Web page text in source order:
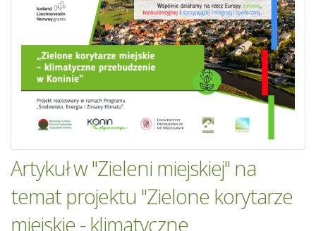
Artykuł w "Zieleni miejskiej" na
temat projektu "Zielone korytarze
miejskie - klimatyczne